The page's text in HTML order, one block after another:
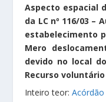
Aspecto espacial
da LC nº 116/03 –
estabelecimento
Mero
devido no local
Recurso
Inteiro teor: